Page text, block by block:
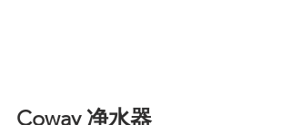
Coway 净水器